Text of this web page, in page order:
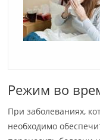
Режим во
При заболеваниях,
необходимо